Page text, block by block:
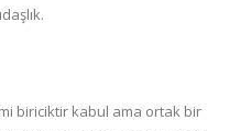
biriciktir kabul ama ortak bir